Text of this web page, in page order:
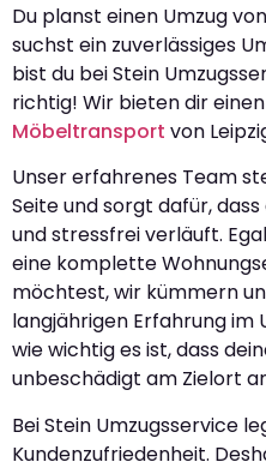
Du planst einen Umzug
suchst ein zuverlässiges
bist du bei Stein
richtig! Wir bieten dir
Möbeltransport von
Unser erfahrenes Team
Seite und sorgt dafür,
und stressfrei verläuft.
eine komplette
möchtest, wir kümmern
langjährigen Erfahrung im
wie wichtig es ist, dass
unbeschädigt am Zielort
Bei Stein Umzugsservice
Kundenzufriedenheit.